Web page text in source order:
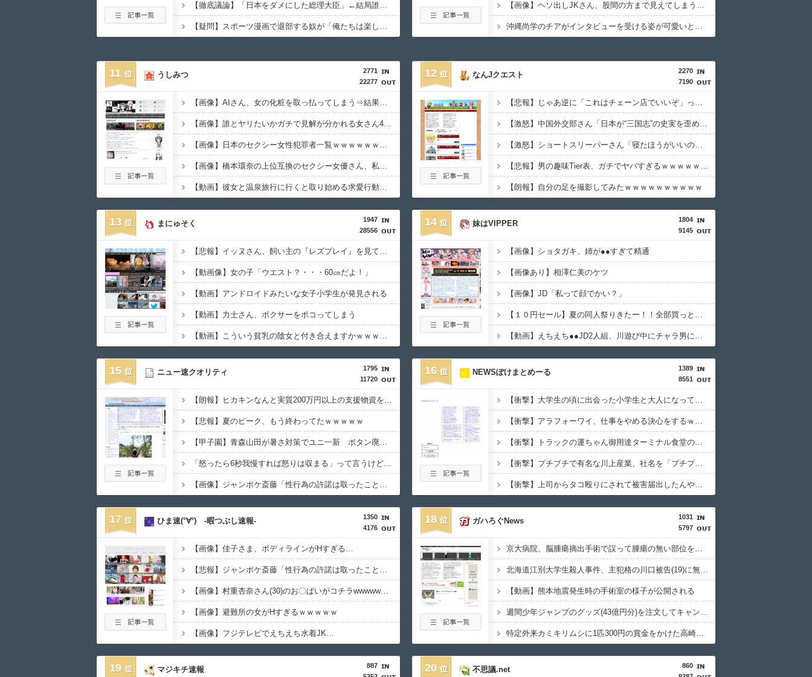
【徹底議論】「日本をダメにした総理大臣」←結局誰だと思う？
【疑問】スポーツ漫画で退部する奴が「俺たちは楽しくやりたかったんだよ」って言い出す理由ｗｗｗｗｗ
【画像】ヘソ出しJKさん、股間の方まで見えてしまうｗｗｗｗｗｗｗｗｗ
沖縄尚学のチアがインタビューを受ける姿が可愛いと話題に（※動画あり）
11
2771
22277
うしみつ
【画像】AIさん、女の化粧を取っ払ってしまう⇒結果ｗｗｗｗｗｗｗ
【画像】誰とヤリたいかガチで見解が分かれる女さん4人衆、発見されるｗｗｗｗｗｗｗ
【画像】日本のセクシー女性犯罪者一覧ｗｗｗｗｗｗｗｗｗ
【画像】橋本環奈の上位互換のセクシー女優さん、私服でも可愛すぎるｗｗｗｗｗｗｗｗｗ
【動画】彼女と温泉旅行に行くと取り始める求愛行動ｗｗｗｗｗｗｗｗｗｗｗ
12
2270
7190
なんJクエスト
【悲報】じゃあ逆に「これはチェーン店でいいぞ」ってものｗｗｗｗｗｗｗｗｗｗ
【激怒】中国外交部さん「日本が“三国志”の史実を歪めて歴史を破壊した」・・・・・・・・・
【激怒】ショートスリーパーさん「寝たほうがいいのでは？」にガチでブチギレｗｗｗｗｗｗｗｗｗｗ
【悲報】男の趣味Tier表、ガチでヤバすぎるｗｗｗｗｗｗｗｗｗｗ
【朗報】自分の足を撮影してみたｗｗｗｗｗｗｗｗｗｗ
13
1947
28556
まにゅそく
【悲報】イッヌさん、飼い主の『レズプレイ』を見てドン引き・・・
【動画像】女の子「ウエスト？・・・60㎝だよ！」
【動画】アンドロイドみたいな女子小学生が発見される
【動画】力士さん、ボクサーをボコってしまう
【動画】こういう貧乳の陰女と付き合えますかｗｗｗｗｗｗｗ
14
1804
9145
妹はVIPPER
【画像】ショタガキ、姉が●●すぎて精通
【画像あり】相澤仁美のケツ
【画像】JD「私って顔でかい？」
【１０円セール】夏の同人祭りきたー！！全部買っとけwwww
【動画】えちえち●●JD2人組、川遊び中にチャラ男にナンパされるｗ
15
1795
11720
ニュー速クオリティ
【朗報】ヒカキンなんと実質200万円以上の支援物資を寄付してしまう・・・
【悲報】夏のピーク、もう終わってたｗｗｗｗｗ
【甲子園】青森山田が暑さ対策でユニ一新 ボタン廃止でTシャツ素材ｗｗｗ
「怒ったら6秒我慢すれば怒りは収まる」って言うけど・・・
【画像】ジャンポケ斎藤「性行為の許諾は取ったことありません」
16
1389
8551
NEWSぽけまとめーる
【衝撃】大学生の頃に出会った小学生と大人になってから再会し結婚した男、めちゃくちゃ叩かれてしまうｗｗｗｗｗ(※画像あり)
【衝撃】アラフォーワイ、仕事をやめる決心をするｗｗｗｗｗ
【衝撃】トラックの運ちゃん御用達ターミナル食堂のオムライスが強すぎるｗｗｗｗｗ(※画像あり)
【衝撃】プチプチで有名な川上産業、社名を「プチプチ株式会社」に変更されるｗｗｗｗｗ
【衝撃】上司からタコ殴りにされて被害届出したんやけど示談金どれくらいいけそう？ｗｗｗｗｗ
17
1350
4176
ひま速(°∀°) -暇つぶし速報-
【画像】佳子さま、ボディラインがHすぎる…
【悲報】ジャンポケ斎藤「性行為の許諾は取ったことありません」
【画像】村重杏奈さん(30)のお〇ぱいがコチラwwwwwwwwwwww
【画像】避難所の女がHすぎるｗｗｗｗｗ
【画像】フジテレビでえちえち水着JK…
18
1031
5797
ガハろぐNews
京大病院、脳腫瘍摘出手術で誤って腫瘍の無い部位を摘出 脳幹など損傷受け植物状態に
北海道江別大学生殺人事件、主犯格の川口被告(19)に無期懲役の判決
【動画】熊本地震発生時の手術室の様子が公開される
週間少年ジャンプのグッズ(43億円分)を注文してキャンセルした32歳女が逮捕
特定外来カミキリムシに1匹300円の賞金をかけた高崎市、初日に1170匹持ち込まれる
19
887
マジキチ速報 20
860
不思議.net